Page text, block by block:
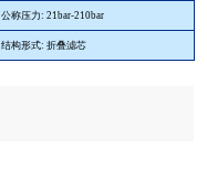
公称压力: 21bar-210bar
结构形式: 折叠滤芯